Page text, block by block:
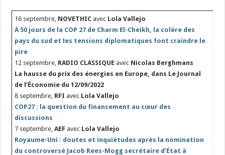
16 septembre, NOVETHIC avec Lola Vallejo
À 50 jours de la COP 27 de Charm El-Cheikh, la colère des
pays du sud et les tensions diplomatiques font craindre le
pire
12 septembre, RADIO CLASSIQUE avec Nicolas Berghmans
La hausse du prix des énergies en Europe, dans Le Journal
de l’Économie du 12/09/2022
8 septembre, RFI avec Lola Vallejo
COP27 : la question du financement au cœur des
discussions
7 septembre,AEF avec Lola Vallejo
Royaume-Uni : doutes et inquiétudes après la nomination
du controversé Jacob Rees-Mogg secrétaire d’État à